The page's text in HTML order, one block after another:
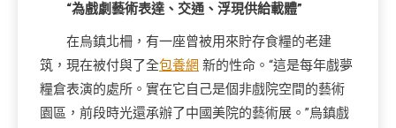
“為戲劇藝術表達、交通、浮現供給載體”
在烏鎮北柵，有一座曾被用來貯存食糧的老建
筑，現在被付與了全包養網 新的性命。“這是每年戲夢
糧倉表演的處所。實在它自己是個非戲院空間的藝術
園區，前段時光還承辦了中國美院的藝術展。”烏鎮戲